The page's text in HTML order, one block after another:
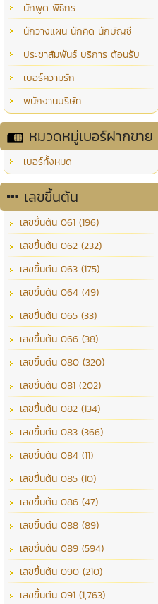
นักพูด พิธีกร
นักวางแผน นักคิด นักบัญชี
ประชาสัมพันธ์ บริการ ต้อนรับ
เบอร์ความรัก
พนักงานบริษัท
หมวดหมู่เบอร์ฝากขาย
เบอร์ทั้งหมด
เลขขึ้นต้น
เลขขึ้นต้น 061 (196)
เลขขึ้นต้น 062 (232)
เลขขึ้นต้น 063 (175)
เลขขึ้นต้น 064 (49)
เลขขึ้นต้น 065 (33)
เลขขึ้นต้น 066 (38)
เลขขึ้นต้น 080 (320)
เลขขึ้นต้น 081 (202)
เลขขึ้นต้น 082 (134)
เลขขึ้นต้น 083 (366)
เลขขึ้นต้น 084 (11)
เลขขึ้นต้น 085 (10)
เลขขึ้นต้น 086 (47)
เลขขึ้นต้น 088 (89)
เลขขึ้นต้น 089 (594)
เลขขึ้นต้น 090 (210)
เลขขึ้นต้น 091 (1,763)